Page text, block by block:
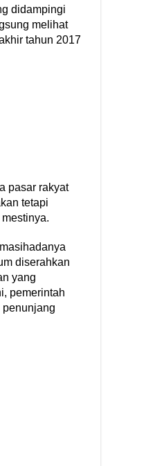
didampingi
melihat
tahun 2017
pasar rakyat
tetapi
diserahkan
yang
pemerintah
penunjang